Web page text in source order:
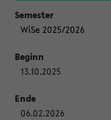
WiSe 2025/2026
13.10.2025
06.02.2026